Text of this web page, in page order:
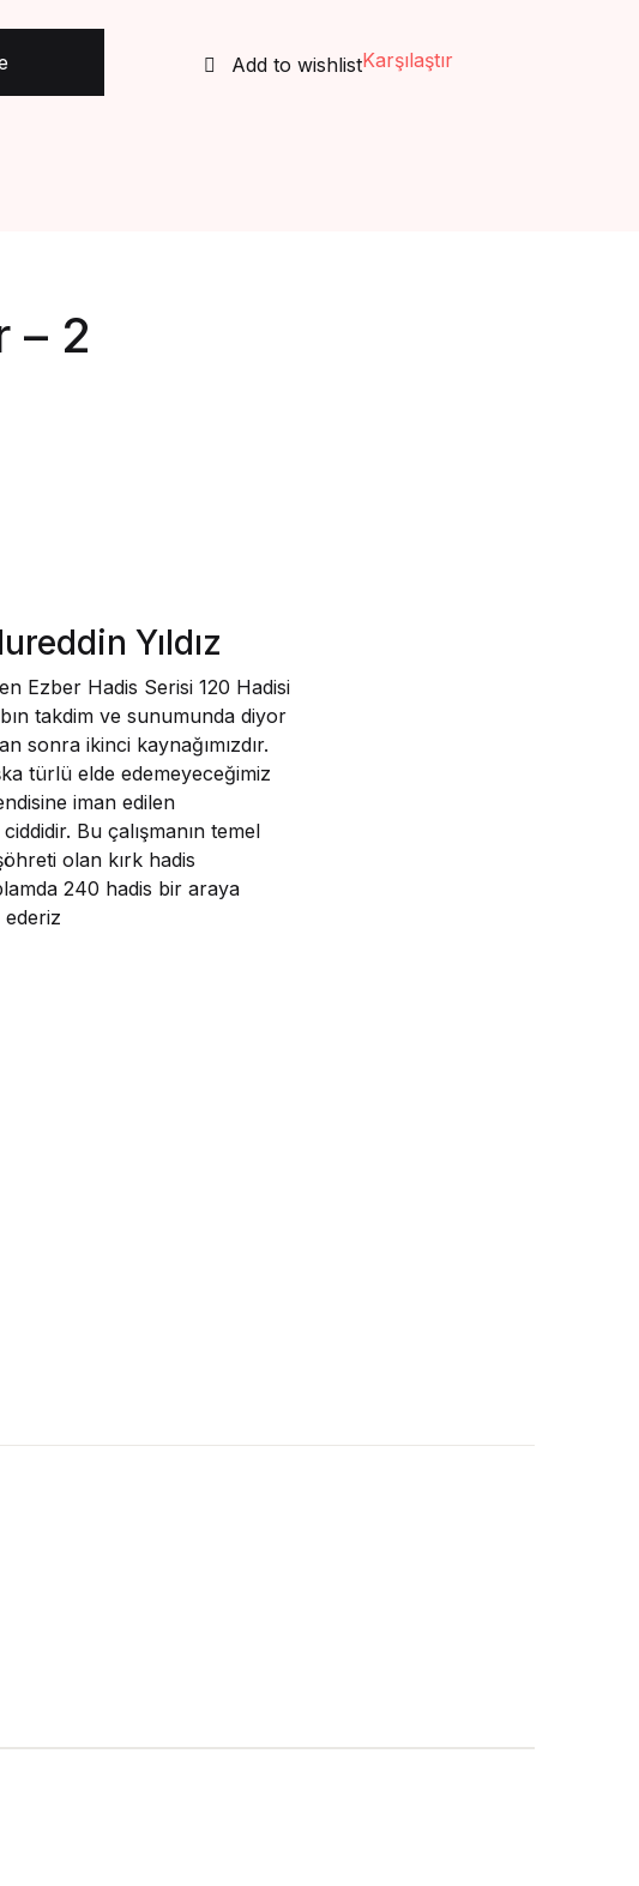
Create Account
Add to wishlistKarşılaştır
– 2
Yıldız
Ezber Hadis Serisi 120 Hadisi
takdim ve sunumunda diyor
sonra ikinci kaynağımızdır.
türlü elde edemeyeceğimiz
iman edilen
Bu çalışmanın temel
olan kırk hadis
240 hadis bir araya
ederiz